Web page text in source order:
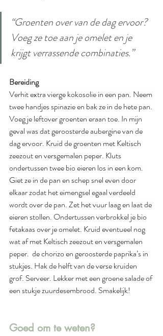
“Groenten over van de dag ervoor?
Voeg ze toe aan je omelet en je
krijgt verrassende combinaties.”
Bereiding
Verhit extra vierge kokosolie in een pan. Neem
twee handjes spinazie en bak ze in de hete pan.
Voeg je leftover groenten eraan toe. In mijn
geval was dat geroosterde aubergine van de
dag ervoor. Kruid de groenten met Keltisch
zeezout en versgemalen peper. Kluts
ondertussen twee bio eieren los in een kom.
Giet ze in de pan en schep snel even door
elkaar zodat het eimengsel egaal verdeeld
wordt over de pan. Zet het vuur laag en laat de
eieren stollen. Ondertussen verbrokkel je bio
fetakaas over je omelet. Kruid eventueel nog
wat af met Keltisch zeezout en versgemalen
peper.  de chorizo en geroosterde paprika’s in
stukjes. Hak de helft van de verse kruiden
grof. Serveer. Lekker met een groene salade of
een stukje zuurdesembrood. Smakelijk!
Goed om te weten?